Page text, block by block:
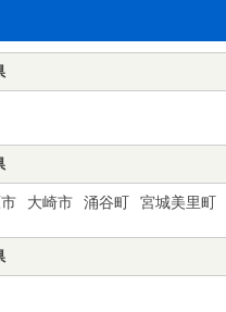
大崎市 涌谷町 宮城美里町